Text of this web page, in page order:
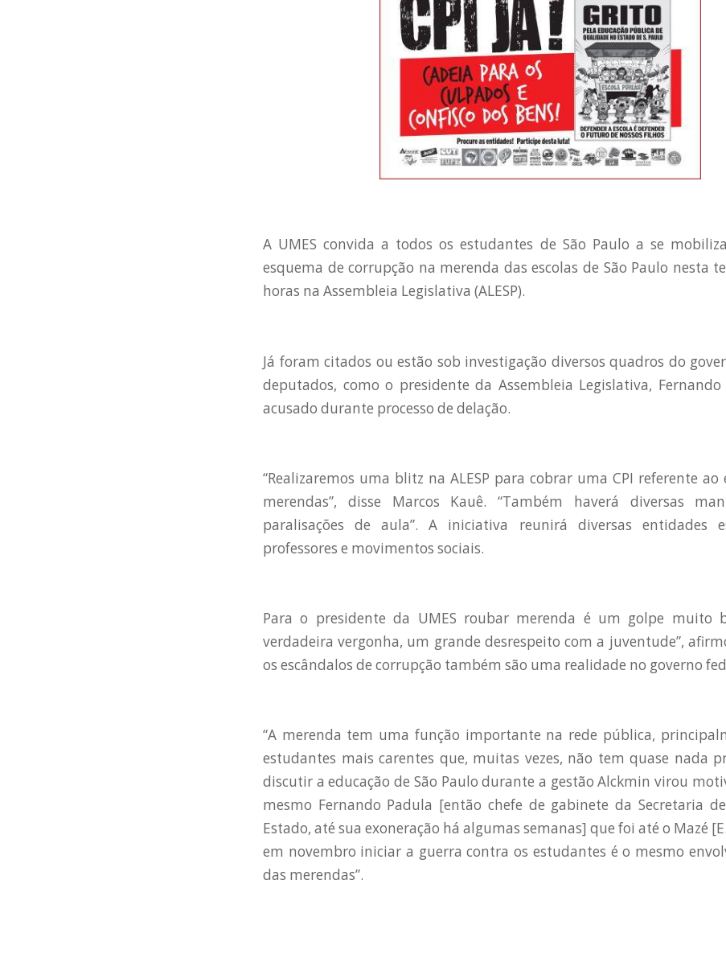
A UMES convida a todos os estudantes de São Paulo a se
esquema de corrupção na merenda das escolas de São Paulo nesta
horas na Assembleia Legislativa (ALESP).
Já foram citados ou estão sob investigação diversos quadros do
deputados, como o presidente da Assembleia Legislativa, Fernando
acusado durante processo de delação.
“Realizaremos uma blitz na ALESP para cobrar uma CPI referente ao
merendas”, disse Marcos Kauê. “Também haverá diversas
paralisações de aula”. A iniciativa reunirá diversas entidades
professores e movimentos sociais.
Para o presidente da UMES roubar merenda é um golpe muito
verdadeira vergonha, um grande desrespeito com a juventude”,
os escândalos de corrupção também são uma realidade no governo
“A merenda tem uma função importante na rede pública,
estudantes mais carentes que, muitas vezes, não tem quase nada
discutir a educação de São Paulo durante a gestão Alckmin virou
mesmo Fernando Padula [então chefe de gabinete da Secretaria
Estado, até sua exoneração há algumas semanas] que foi até o Mazé
em novembro iniciar a guerra contra os estudantes é o mesmo
das merendas”.